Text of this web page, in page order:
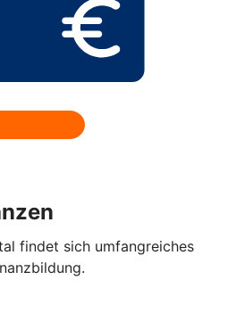
findet sich umfangreiches